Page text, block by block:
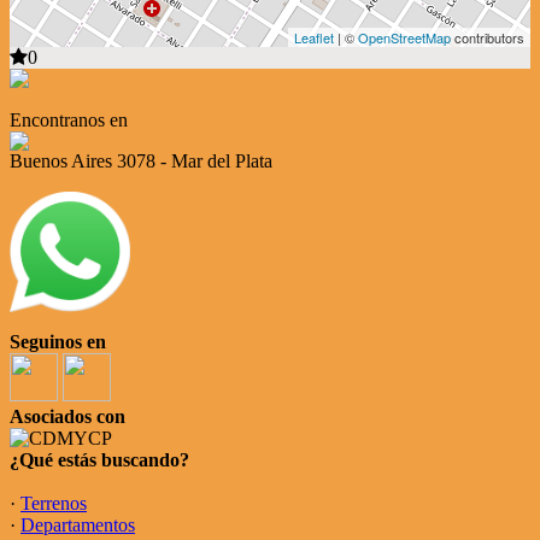
Leaflet | ©OpenStreetMapcontributors
0
Encontranos en
Buenos Aires 3078 - Mar del Plata
Seguinos en
Asociados con
¿Qué estás buscando?
· Terrenos
· Departamentos